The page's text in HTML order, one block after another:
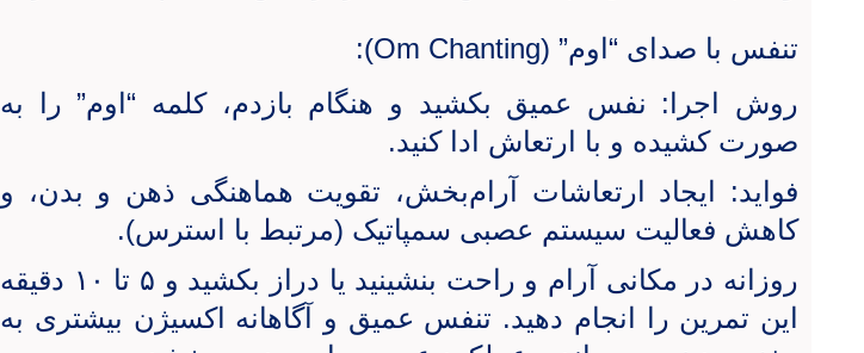
تنفس با صدای “اوم” (Om Chanting
):
روش اجرا: نفس عمیق بکشید و هنگام بازدم، کلمه “اوم” را به
صورت کشیده و با ارتعاش ادا کنید.
فواید: ایجاد ارتعاشات آرام‌بخش، تقویت هماهنگی ذهن و بدن، و
کاهش فعالیت سیستم عصبی سمپاتیک (مرتبط با استرس).
روزانه در مکانی آرام و راحت بنشینید یا دراز بکشید و ۵ تا ۱۰ دقیقه
این تمرین را انجام دهید. تنفس عمیق و آگاهانه اکسیژن بیشتری به